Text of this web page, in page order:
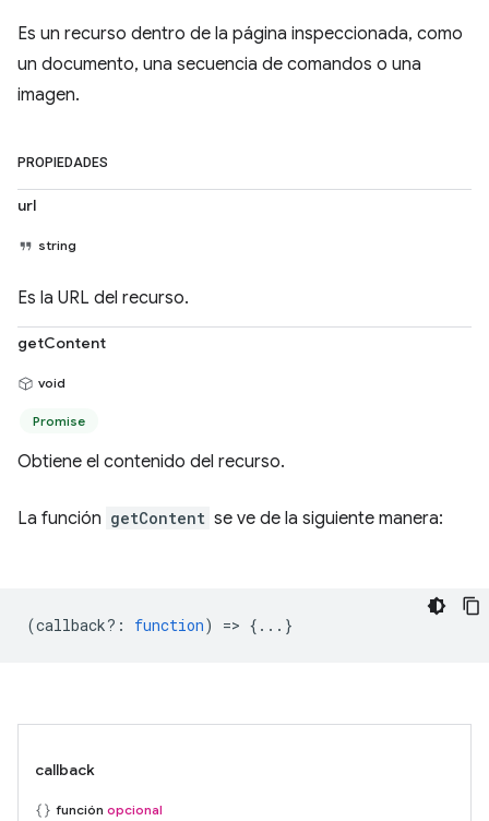
Es un recurso dentro de la página inspeccionada, como
un documento, una secuencia de comandos o una
imagen.
PROPIEDADES
url
string
Es la URL del recurso.
getContent
void
Promise
Obtiene el contenido del recurso.
La función getContent se ve de la siguiente manera:
(callback? : function) => {...}
callback
función opcional